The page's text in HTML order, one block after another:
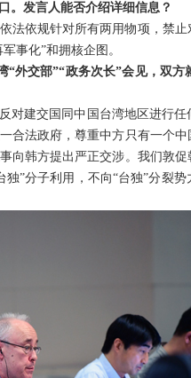
。发言人能否介绍详细信息？
法依规针对所有两用物项，禁
事化”和拥核企图。
外交部”“政务次长”会见，双
对建交国同中国台湾地区进行
合法政府，尊重中方只有一个
向韩方提出严正交涉。我们敦
”分子利用，不向“台独”分裂